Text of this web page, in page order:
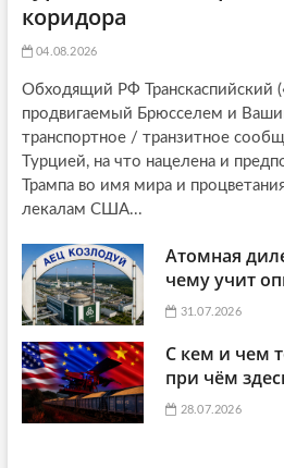
коридора
04.08.2026
Обходящий РФ Транскаспийский
продвигаемый Брюсселем и
транспортное / транзитное
Турцией, на что нацелена и
Трампа во имя мира и
лекалам США...
Атомная
чему учит
31.07.2026
С кем и чем
при чём
28.07.2026